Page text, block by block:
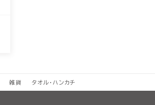
雑貨 タオル・ハンカチ